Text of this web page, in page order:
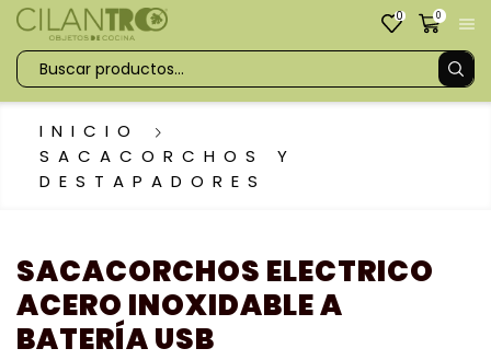
0 0
INICIO
SACACORCHOS Y
DESTAPADORES
SACACORCHOS ELECTRICO
ACERO INOXIDABLE A
BATERÍA USB